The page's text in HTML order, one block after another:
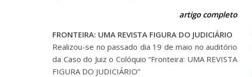
artigo completo
FRONTEIRA: UMA REVISTA FIGURA DO JUDICIÁRIO
Realizou-se no passado dia 19 de maio no auditório
da Caso do Juiz o Colóquio “Fronteira: UMA REVISTA
FIGURA DO JUDICIÁRIO”